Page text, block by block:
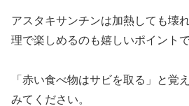
アスタキサンチンは加熱しても壊
理で楽しめるのも嬉しいポイントで
「赤い食べ物はサビを取る」と覚
みてください。